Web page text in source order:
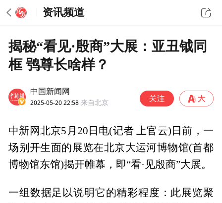
资讯频道
揭秘“看见·殷商”大展：亚丑钺同
框 鸮尊长啥样？
中国新闻网
2025-05-20 22:58 来自北京
中新网北京5月20日电(记者 上官云)日前，一
场别开生面的展览在北京大运河博物馆(首都
博物馆东馆)揭开帷幕，即“看·见殷商”大展。
一组数据足以说明它的精彩程度：此展览聚